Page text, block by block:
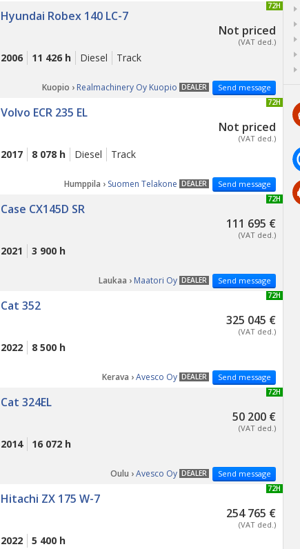
LAST UPDATED 72H
Hyundai Robex 140 LC-7
Not priced
(VAT ded.)
2006 11 426 h Diesel Track
Send message
DEALER
Kuopio › Realmachinery Oy Kuopio
LAST UPDATED 72H
Volvo ECR 235 EL
Not priced
(VAT ded.)
2017 8 078 h Diesel Track
Send message
DEALER
Humppila › Suomen Telakone
NEW 72H
Case CX145D SR
111 695 €
(VAT ded.)
2021 3 900 h
Send message
DEALER
Laukaa › Maatori Oy
NEW 72H
Cat 352
325 045 €
(VAT ded.)
2022 8 500 h
Send message
DEALER
Kerava ›Avesco Oy
NEW 72H
Cat 324EL
50 200 €
(VAT ded.)
2014 16 072 h
Send message
DEALER
Oulu ›Avesco Oy
NEW 72H
Hitachi ZX 175 W-7
254 765 €
(VAT ded.)
2022 5 400 h